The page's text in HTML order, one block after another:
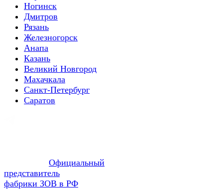
Ногинск
Дмитров
Рязань
Железногорск
Анапа
Казань
Великий Новгород
Махачкала
Санкт-Петербург
Саратов
Официальный
представитель
фабрики ЗОВ в РФ